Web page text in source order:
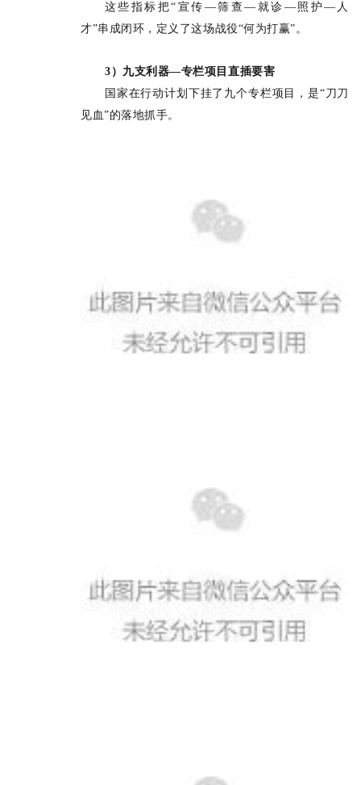
这些指标把“宣传—筛查—就诊—照护—人
才”串成闭环，定义了这场战役“何为打赢”。
3）九支利器—专栏项目直插要害
国家在行动计划下挂了九个专栏项目，是“刀刀
见血”的落地抓手。